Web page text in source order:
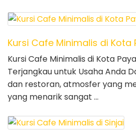
Kursi Cafe Minimalis di Kota
Kursi Cafe Minimalis di Kota
Terjangkau untuk Usaha Anda
dan restoran, atmosfer yang
yang menarik sangat …